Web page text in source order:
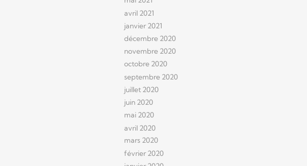
avril 2021
janvier 2021
décembre 2020
novembre 2020
octobre 2020
septembre 2020
juillet 2020
juin 2020
mai 2020
avril 2020
mars 2020
février 2020